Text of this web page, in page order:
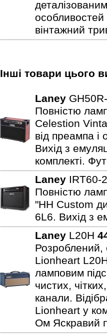
особливостей
вінтажний
Інші товари цього
Laney
Повністю
Celestion
від преампа
Вихід з
комплекті.
Laney IRT60-
Повністю
"HH Custom
6L6. Вихід з
Laney L20H
Розроблений,
Lionheart
ламповим
чистих,
канали.
Lionheart у
Ом Яскравий